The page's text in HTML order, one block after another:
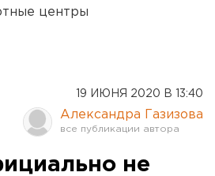
центры
19 ИЮНЯ 2020 В 13:40
Александра Газизова
не